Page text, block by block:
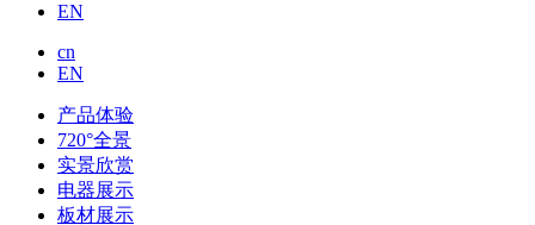
EN
cn
EN
产品体验
720°全景
实景欣赏
电器展示
板材展示